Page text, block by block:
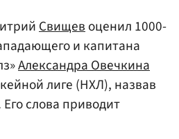
Свищевоценил 1000-
и капитана
Александра Овечкина
лиге (НХЛ), назвав
слова приводит